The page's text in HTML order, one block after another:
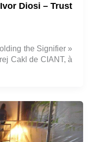
Diosi – Trust
the Signifier »
Cakl de CIANT, à